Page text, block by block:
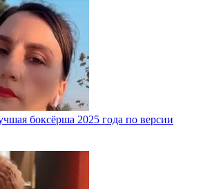
боксёрша 2025 года по версии